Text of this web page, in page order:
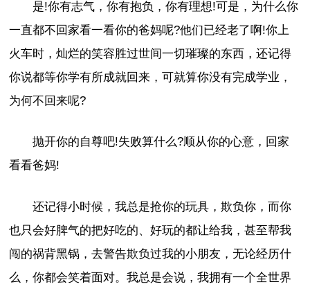
是!你有志气，你有抱负，你有理想!可是，为什么你
一直都不回家看一看你的爸妈呢?他们已经老了啊!你上
火车时，灿烂的笑容胜过世间一切璀璨的东西，还记得
你说都等你学有所成就回来，可就算你没有完成学业，
为何不回来呢?
抛开你的自尊吧!失败算什么?顺从你的心意，回家
看看爸妈!
还记得小时候，我总是抢你的玩具，欺负你，而你
也只会好脾气的把好吃的、好玩的都让给我，甚至帮我
闯的祸背黑锅，去警告欺负过我的小朋友，无论经历什
么，你都会笑着面对。我总是会说，我拥有一个全世界